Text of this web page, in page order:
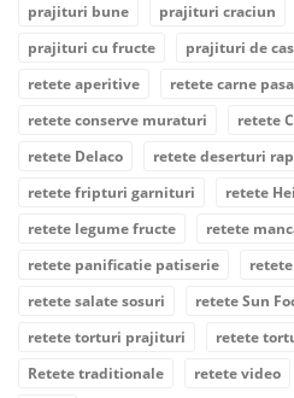
prajituri bune
prajituri craciun
prajituri cu fructe
prajituri de
retete aperitive
retete carne
retete conserve muraturi
retete
retete Delaco
retete deserturi
retete fripturi garnituri
retete
retete legume fructe
retete
retete panificatie patiserie
retete salate sosuri
retete Sun
retete torturi prajituri
retete
Retete traditionale
retete video